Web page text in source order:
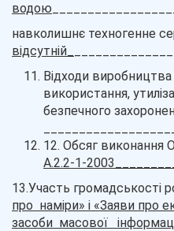
водою
навколишнє техногенне
відсутній_
Відходи
використання,
безпечного
12. Обсяг виконання
А.2.2-1-
13.Участь громадськості
про наміри» і «Заяви про
засоби масової